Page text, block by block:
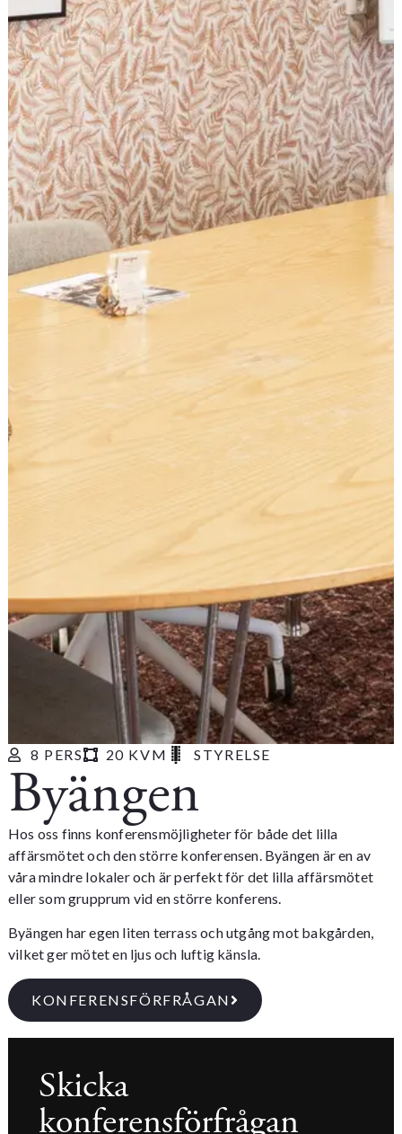
8 PERS 20 KVM STYRELSE
Byängen
Hos oss finns konferensmöjligheter för både det lilla
affärsmötet och den större konferensen. Byängen är en av
våra mindre lokaler och är perfekt för det lilla affärsmötet
eller som grupprum vid en större konferens.
Byängen har egen liten terrass och utgång mot bakgården,
vilket ger mötet en ljus och luftig känsla.
KONFERENSFÖRFRÅGAN
Skicka
konferensförfrågan